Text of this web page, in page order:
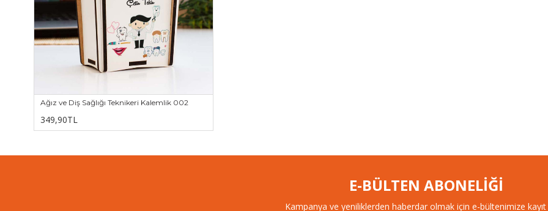
Ağız ve Diş Sağlığı Teknikeri Kalemlik 002
349,90TL
E-BÜLTEN ABONELİĞİ
Kampanya ve yeniliklerden haberdar olmak için e-bültenimize kayıt